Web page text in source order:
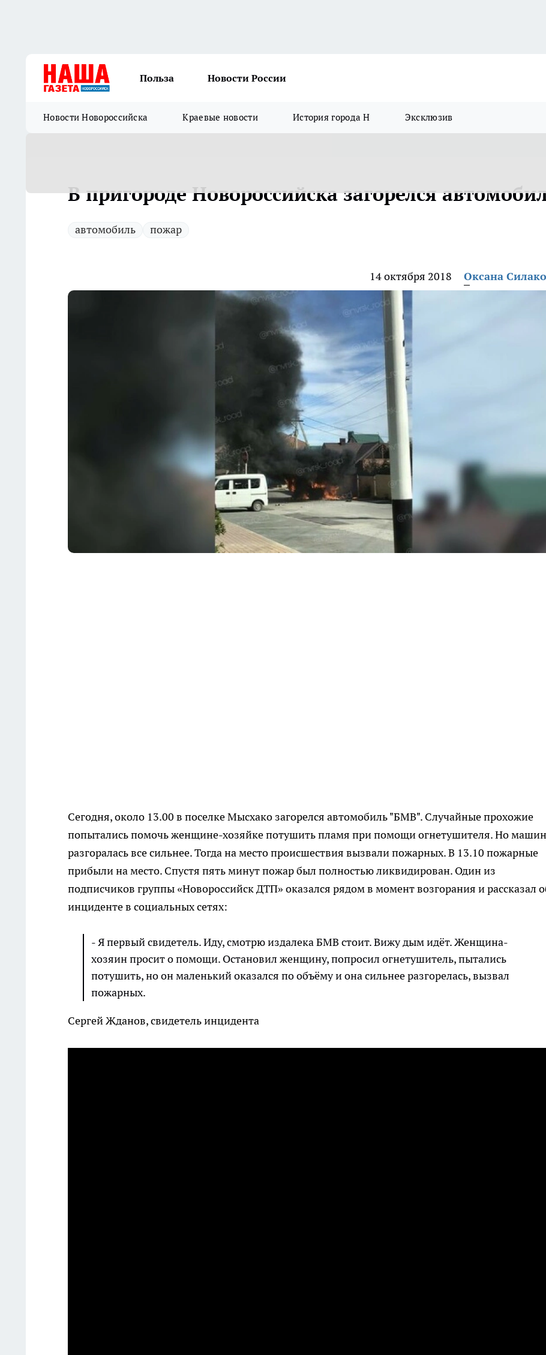
Польза Новости России
Новости Новороссийска Краевые новости История города Н Эксклюзив
В пригороде Новороссийска загорелся
автомобиль пожар
14 октября 2018 Оксана
Сегодня, около 13.00 в поселке Мысхако загорелся автомобиль "БМВ". Случайные прохожие
попытались помочь женщине-хозяйке потушить пламя при помощи огнетушителя. Но
разгоралась все сильнее. Тогда на место происшествия вызвали пожарных. В 13.10 пожарные
прибыли на место. Спустя пять минут пожар был полностью ликвидирован. Один из
подписчиков группы «Новороссийск ДТП» оказался рядом в момент возгорания и рассказал
инциденте в социальных сетях:
- Я первый свидетель. Иду, смотрю издалека БМВ стоит. Вижу дым идёт. Женщина-
хозяин просит о помощи. Остановил женщину, попросил огнетушитель, пытались
потушить, но он маленький оказался по объёму и она сильнее разгорелась, вызвал
пожарных.
Сергей Жданов, свидетель инцидента